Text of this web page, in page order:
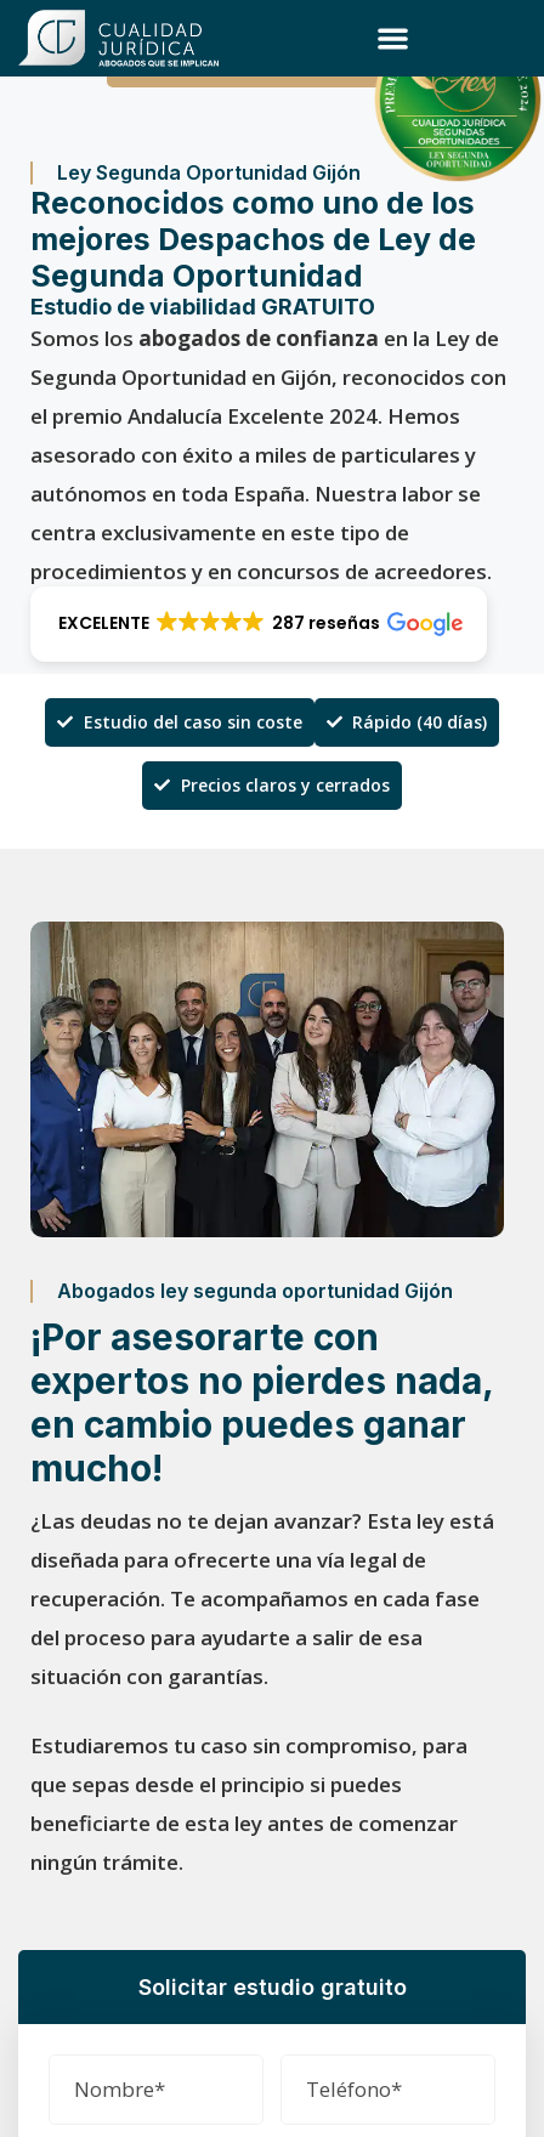
Ley Segunda Oportunidad Gijón
Reconocidos como uno de los
mejores Despachos de Ley de
Segunda Oportunidad
Estudio de viabilidad GRATUITO
Somos los abogados de confianza en la Ley de
Segunda Oportunidad en Gijón, reconocidos con
el premio Andalucía Excelente 2024. Hemos
asesorado con éxito a miles de particulares y
autónomos en toda España. Nuestra labor se
centra exclusivamente en este tipo de
procedimientos y en concursos de acreedores.
EXCELENTE 287 reseñas
Estudio del caso sin coste Rápido (40 días)
Precios claros y cerrados
Abogados ley segunda oportunidad Gijón
¡Por asesorarte con
expertos no pierdes nada,
en cambio puedes ganar
mucho!
¿Las deudas no te dejan avanzar? Esta ley está
diseñada para ofrecerte una vía legal de
recuperación. Te acompañamos en cada fase
del proceso para ayudarte a salir de esa
situación con garantías.
Estudiaremos tu caso sin compromiso, para
que sepas desde el principio si puedes
beneficiarte de esta ley antes de comenzar
ningún trámite.
Solicitar estudio gratuito